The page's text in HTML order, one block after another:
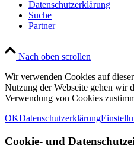
Datenschutzerklärung
Suche
Partner
Nach oben scrollen
Wir verwenden Cookies auf
Nutzung der Webseite gehen wir
Verwendung von Cookies
OKDatenschutzerklärung
Cookie- und